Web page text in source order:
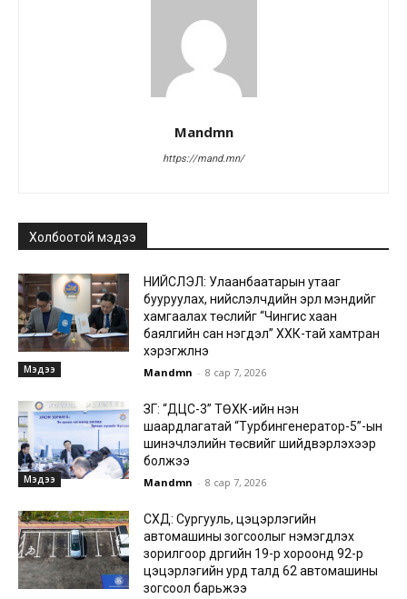
Mandmn
https://mand.mn/
Холбоотой мэдээ
Мэдээ
НИЙСЛЭЛ: Улаанбаатарын утааг
бууруулах, нийслэлчүүдийн эрүүл мэндийг
хамгаалах төслийг “Чингис хаан
баялгийн сан нэгдэл” ХХК-тай хамтран
хэрэгжүүлнэ
Mandmn - 8 сар 7, 2026
Мэдээ
ЗГ: “ДЦС-3” ТӨХК-ийн нэн
шаардлагатай “Турбингенератор-5”-ын
шинэчлэлийн төсвийг шийдвэрлэхээр
болжээ
Mandmn - 8 сар 7, 2026
СХД: Сургууль, цэцэрлэгийн
автомашины зогсоолыг нэмэгдүүлэх
зорилгоор дүүргийн 19-р хороонд 92-р
цэцэрлэгийн урд талд 62 автомашины
зогсоол барьжээ